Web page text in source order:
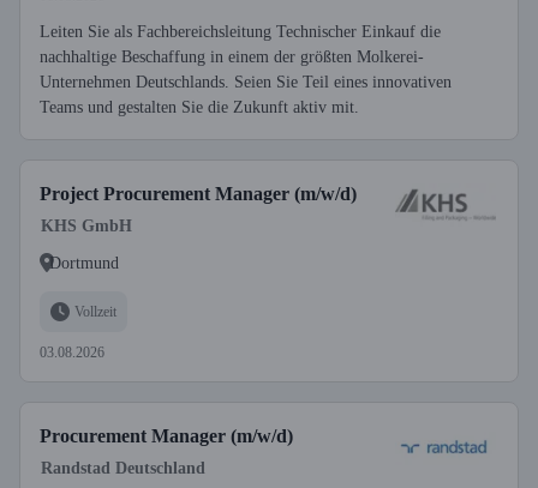
Leiten Sie als Fachbereichsleitung Technischer Einkauf die
nachhaltige Beschaffung in einem der größten Molkerei-
Unternehmen Deutschlands. Seien Sie Teil eines innovativen
Teams und gestalten Sie die Zukunft aktiv mit.
Project Procurement Manager (m/w/d)
KHS GmbH
Dortmund
Vollzeit
03.08.2026
Procurement Manager (m/w/d)
Randstad Deutschland